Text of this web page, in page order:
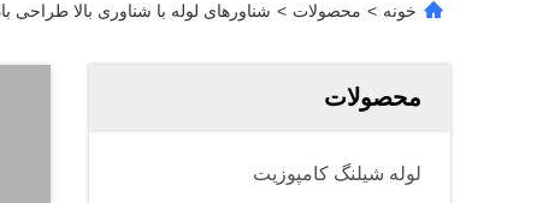
خونه > محصولات > شناورهای لوله با شناوری بالا
محصولات
لوله شیلنگ کامپوزیت